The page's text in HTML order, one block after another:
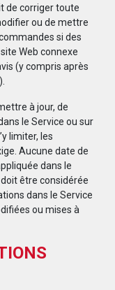
de corriger toute
ou de mettre
si des
Web connexe
(y compris après
à jour, de
le Service ou sur
limiter, les
Aucune date de
dans le
être considérée
dans le Service
ou mises à